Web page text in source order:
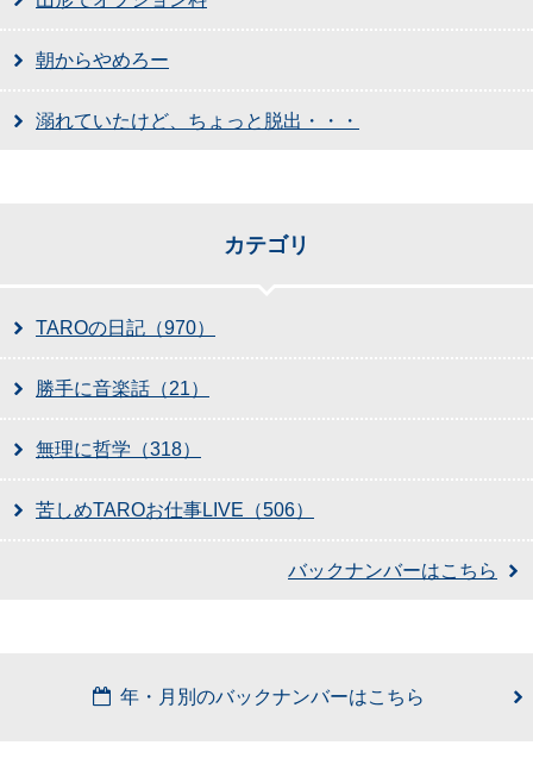
朝からやめろー
溺れていたけど、ちょっと脱出・・・
カテゴリ
TAROの日記（970）
勝手に音楽話（21）
無理に哲学（318）
苦しめTAROお仕事LIVE（506）
バックナンバーはこちら
年・月別のバックナンバーはこちら